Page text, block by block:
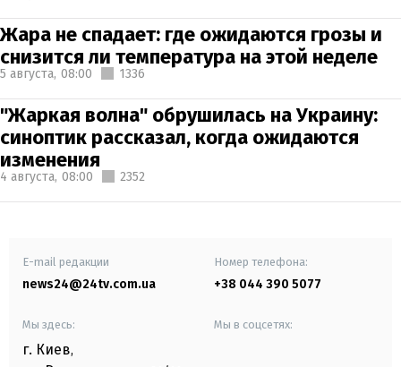
Жара не спадает: где ожидаются грозы и
снизится ли температура на этой неделе
5 августа, 08:00 1336
"Жаркая волна" обрушилась на Украину:
синоптик рассказал, когда ожидаются
изменения
4 августа, 08:00 2352
E-mail редакции
news24@24tv.com.ua
Номер телефона:
+38 044 390 5077
Мы здесь:
г. Киев,
Мы в соцсетях: